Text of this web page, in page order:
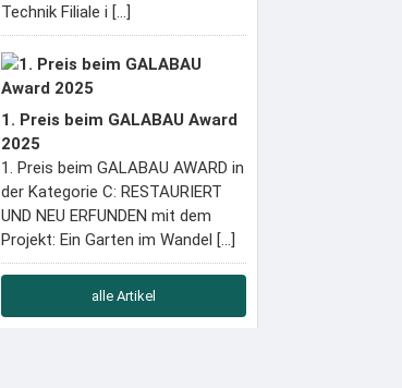
Technik Filiale i [...]
1. Preis beim GALABAU Award
2025
1. Preis beim GALABAU AWARD in
der Kategorie C: RESTAURIERT
UND NEU ERFUNDEN mit dem
Projekt: Ein Garten im Wandel [...]
alle Artikel